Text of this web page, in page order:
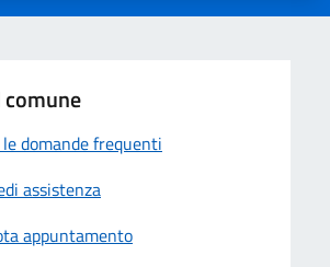
le domande frequenti
assistenza
appuntamento